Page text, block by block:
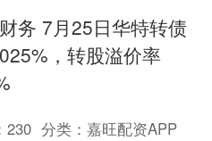
为....
务 7月25日华特转债
，转股溢价率
230 分类：嘉旺配资APP